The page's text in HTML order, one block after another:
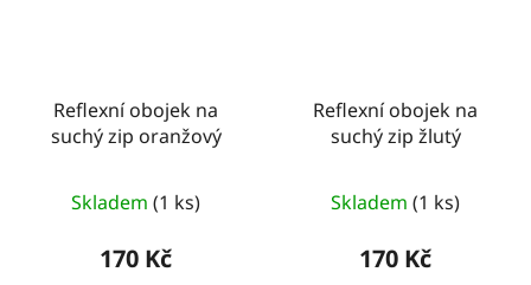
Reflexní obojek na
suchý zip oranžový
Skladem (1 ks)
170 Kč
Reflexní obojek na
suchý zip žlutý
Skladem (1 ks)
170 Kč